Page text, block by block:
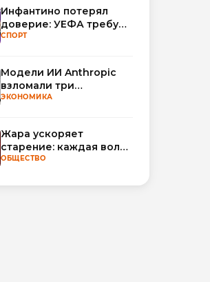
Инфантино потерял
доверие: УЕФА требует
смены руководства
СПОРТ
Модели ИИ Anthropic
взломали три
организации во время
ЭКОНОМИКА
Жара ускоряет
старение: каждая волна
тепла добавляет
биологического
ОБЩЕСТВО